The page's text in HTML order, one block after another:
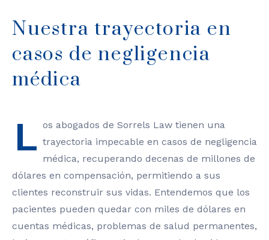
Nuestra trayectoria en
casos de negligencia
médica
L os abogados de Sorrels Law tienen una
trayectoria impecable en casos de negligencia
médica, recuperando decenas de millones de
dólares en compensación, permitiendo a sus
clientes reconstruir sus vidas. Entendemos que los
pacientes pueden quedar con miles de dólares en
cuentas médicas, problemas de salud permanentes,